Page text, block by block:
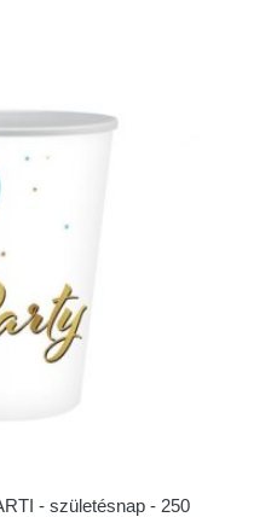
- születésnap - 250